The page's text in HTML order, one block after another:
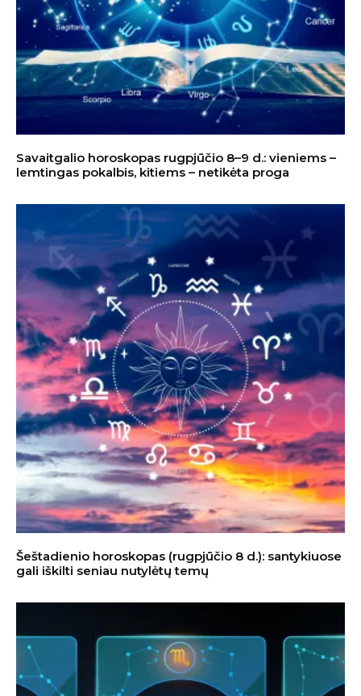
Savaitgalio horoskopas rugpjūčio 8–9 d.: vieniems –
lemtingas pokalbis, kitiems – netikėta proga
Šeštadienio horoskopas (rugpjūčio 8 d.): santykiuose
gali iškilti seniau nutylėtų temų